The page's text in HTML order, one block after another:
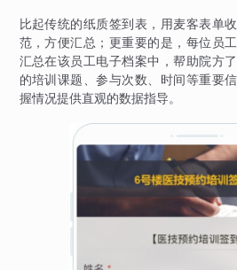
比起传统的纸质签到表，用麦客表单
范，方便汇总；更重要的是，每位员
汇总在该员工电子档案中，帮助院方
的培训课题、参与次数、时间等重要
握情况提供直观的数据指导。